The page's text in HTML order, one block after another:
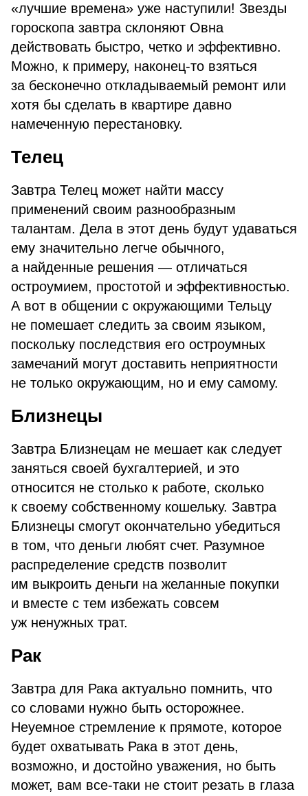
«лучшие времена» уже наступили! Звезды
гороскопа завтра склоняют Овна
действовать быстро, четко и эффективно.
Можно, к примеру, наконец-то взяться
за бесконечно откладываемый ремонт или
хотя бы сделать в квартире давно
намеченную перестановку.
Телец
Завтра Телец может найти массу
применений своим разнообразным
талантам. Дела в этот день будут удаваться
ему значительно легче обычного,
а найденные решения — отличаться
остроумием, простотой и эффективностью.
А вот в общении с окружающими Тельцу
не помешает следить за своим языком,
поскольку последствия его остроумных
замечаний могут доставить неприятности
не только окружающим, но и ему самому.
Близнецы
Завтра Близнецам не мешает как следует
заняться своей бухгалтерией, и это
относится не столько к работе, сколько
к своему собственному кошельку. Завтра
Близнецы смогут окончательно убедиться
в том, что деньги любят счет. Разумное
распределение средств позволит
им выкроить деньги на желанные покупки
и вместе с тем избежать совсем
уж ненужных трат.
Рак
Завтра для Рака актуально помнить, что
со словами нужно быть осторожнее.
Неуемное стремление к прямоте, которое
будет охватывать Рака в этот день,
возможно, и достойно уважения, но быть
может, вам все-таки не стоит резать в глаза